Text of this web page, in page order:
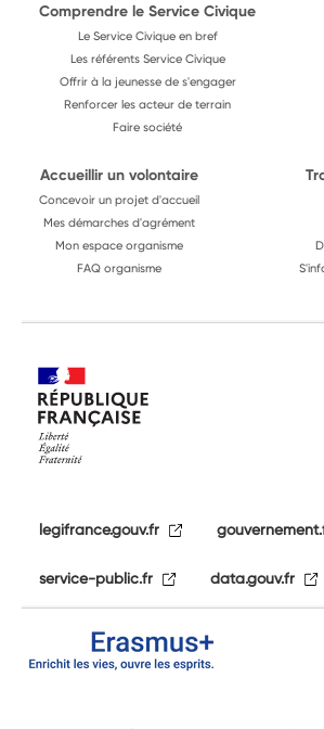
Comprendre le Service Civique
Le Service Civique en bref
Les référents Service Civique
Offrir à la jeunesse de s'engager
Renforcer les acteur de terrain
Faire société
Accueillir un volontaire
Concevoir un projet d'accueil
Mes démarches d'agrément
Mon espace organisme
FAQ organisme
legifrance.gouv.fr
service-public.fr data.gouv.fr